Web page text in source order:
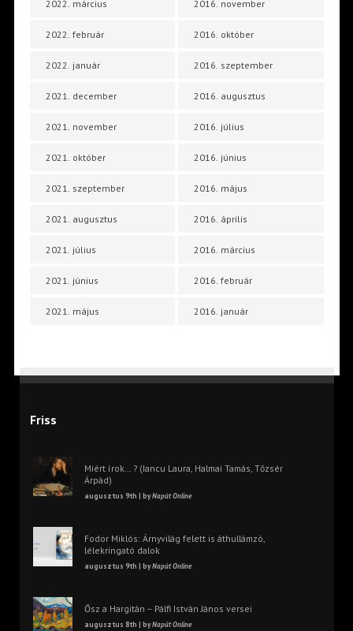
2022. március
2022. február
2022. január
2021. december
2021. november
2021. október
2021. szeptember
2021. augusztus
2021. július
2021. június
2021. május
2016. november
2016. október
2016. szeptember
2016. augusztus
2016. július
2016. június
2016. május
2016. április
2016. március
2016. február
2016. január
Friss
Miért írok… ? (Iancu Laura, Halmai Tamás, Tőzsér
Árpád)
augusztus 9th | byNapút Online
Fodor Miklós: Árnyvilág felett is áthullámzó,
lélekringató dalok
augusztus 9th | byNapút Online
Ősz a Hargitán – Pálfi István János versei
augusztus 8th | byNapút Online